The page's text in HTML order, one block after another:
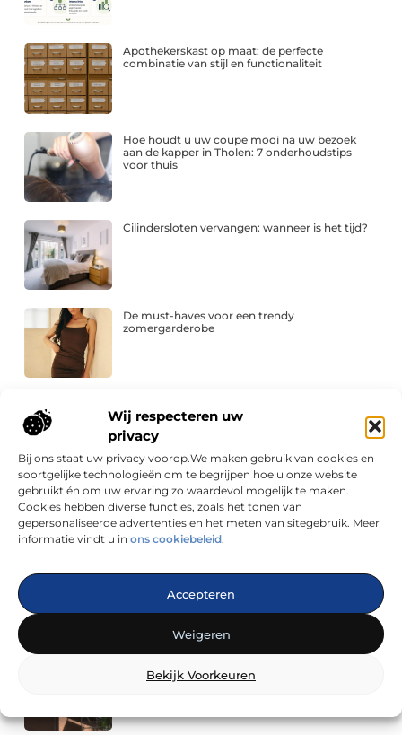
Wij respecteren uw
privacy
Bij ons staat uw privacy voorop.We maken gebruik van cookies en
soortgelijke technologieën om te begrijpen hoe u onze website
gebruikt én om uw ervaring zo waardevol mogelijk te maken.
Cookies hebben diverse functies, zoals het tonen van
gepersonaliseerde advertenties en het meten van sitegebruik. Meer
informatie vindt u in ons cookiebeleid.
Accepteren
Weigeren
Bekijk Voorkeuren
Apothekerskast op maat: de perfecte
combinatie van stijl en functionaliteit
Hoe houdt u uw coupe mooi na uw bezoek
aan de kapper in Tholen: 7 onderhoudstips
voor thuis
Cilindersloten vervangen: wanneer is het tijd?
De must-haves voor een trendy
zomergarderobe
Purmerend
Hoe maak je een showroom aangenamer
voor bezoekers?
IJmuiden voor Uw Huis
Nieuwbouw slim voorbereiden met een
aannemer in Breda